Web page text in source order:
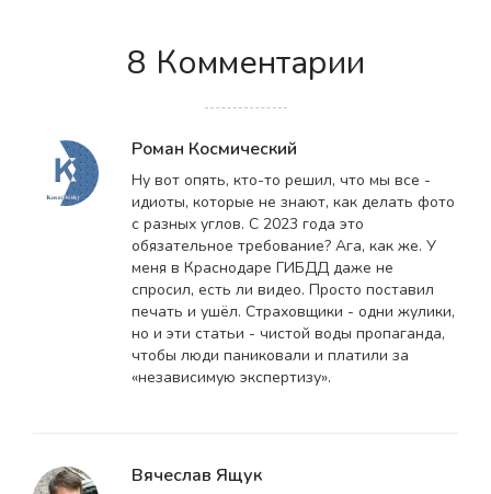
8 Комментарии
Роман Космический
Ну вот опять, кто-то решил, что мы все -
идиоты, которые не знают, как делать фото
с разных углов. С 2023 года это
обязательное требование? Ага, как же. У
меня в Краснодаре ГИБДД даже не
спросил, есть ли видео. Просто поставил
печать и ушёл. Страховщики - одни жулики,
но и эти статьи - чистой воды пропаганда,
чтобы люди паниковали и платили за
«независимую экспертизу».
Вячеслав Ящук